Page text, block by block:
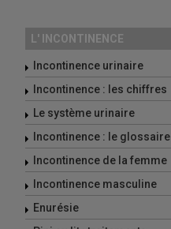
L' INCONTINENCE
Incontinence urinaire
Incontinence : les chiffres
Le système urinaire
Incontinence : le glossaire
Incontinence de la femme
Incontinence masculine
Enurésie